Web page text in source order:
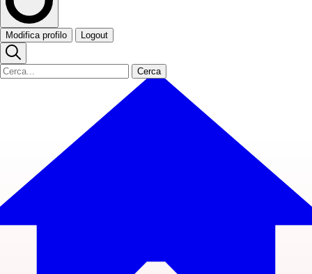
Modifica profilo Logout
Cerca